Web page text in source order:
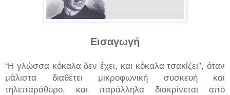
Εισαγωγή
“Η γλώσσα κόκαλα δεν έχει, και κόκαλα τσακίζει”, όταν
μάλιστα διαθέτει μικροφωνική συσκευή και
τηλεπαράθυρο, και παράλληλα διακρίνεται από